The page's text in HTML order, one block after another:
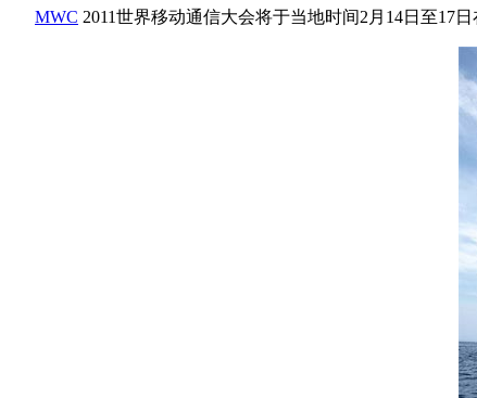
MWC 2011世界移动通信大会将于当地时间2月14日至17